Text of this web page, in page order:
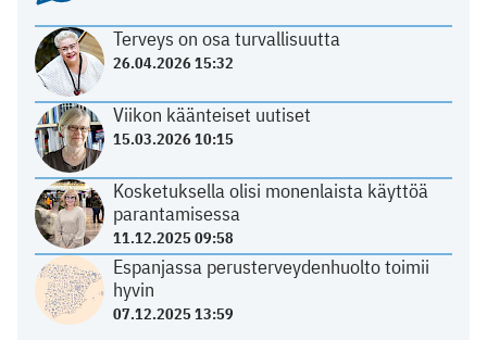
Terveys on osa turvallisuutta
26.04.2026 15:32
Viikon käänteiset uutiset
15.03.2026 10:15
Kosketuksella olisi monenlaista käyttöä
parantamisessa
11.12.2025 09:58
Espanjassa perusterveydenhuolto toimii
hyvin
07.12.2025 13:59